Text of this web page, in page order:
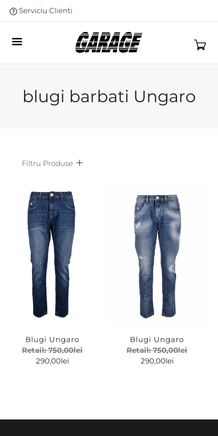
Serviciu Clienti
blugi barbati Ungaro
Filtru Produse
Afiseaza doar produsele in oferta!
Subcategorii
Haine pentru barbati
Brand
Ungaro
Marime
Blugi Ungaro
Retail:750,00lei
290,00lei
Blugi Ungaro
Retail:750,00lei
290,00lei